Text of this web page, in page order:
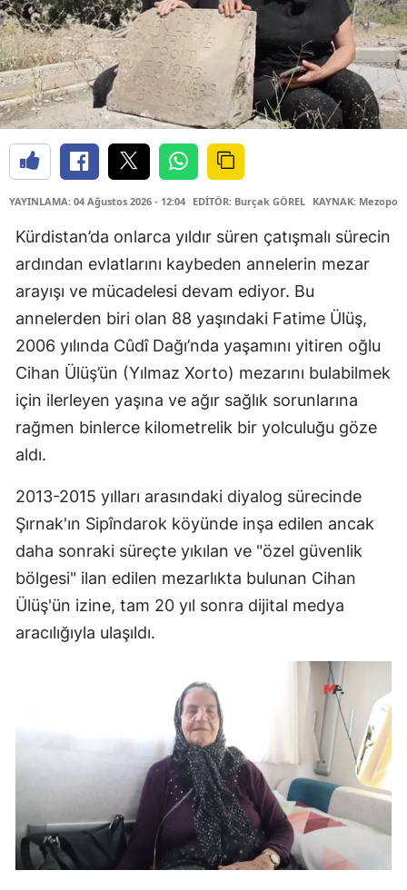
YAYINLAMA: 04 Ağustos 2026 - 12:04 EDİTÖR: Burçak GÖREL KAYNAK:
Kürdistan’da onlarca yıldır süren çatışmalı sürecin
ardından evlatlarını kaybeden annelerin mezar
arayışı ve mücadelesi devam ediyor. Bu
annelerden biri olan 88 yaşındaki Fatime Ülüş,
2006 yılında Cûdî Dağı’nda yaşamını yitiren oğlu
Cihan Ülüş’ün (Yılmaz Xorto) mezarını bulabilmek
için ilerleyen yaşına ve ağır sağlık sorunlarına
rağmen binlerce kilometrelik bir yolculuğu göze
aldı.
2013-2015 yılları arasındaki diyalog sürecinde
Şırnak'ın Sipîndarok köyünde inşa edilen ancak
daha sonraki süreçte yıkılan ve "özel güvenlik
bölgesi" ilan edilen mezarlıkta bulunan Cihan
Ülüş'ün izine, tam 20 yıl sonra dijital medya
aracılığıyla ulaşıldı.